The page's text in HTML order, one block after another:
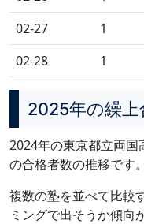
02-27
1
02-28
1
2025年の繰上
2024年の東京都立両国
の合格者数の推移です。
複数の塾を並べて比較
ミングで出そうか傾向